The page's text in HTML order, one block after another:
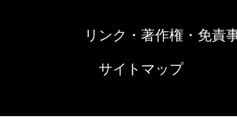
リンク・著作権・免責
サイトマップ